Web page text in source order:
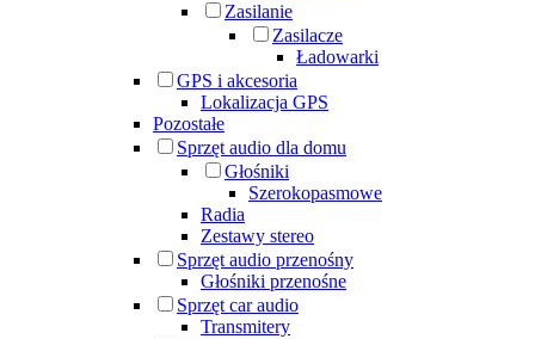
Zasilanie
Zasilacze
Ładowarki
GPS i akcesoria
Lokalizacja GPS
Pozostałe
Sprzęt audio dla domu
Głośniki
Szerokopasmowe
Radia
Zestawy stereo
Sprzęt audio przenośny
Głośniki przenośne
Sprzęt car audio
Transmitery